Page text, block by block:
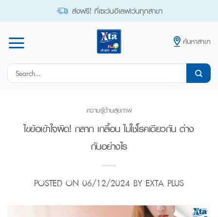
ส่งฟรี! ที่เซเว่นอีเลฟเว่นทุกสาขา
ค้นหาสาขา
Search
ความรู้ด้านสุขภาพ
ไขข้อเข้าใจผิด! กลาก เกลื้อน ไม่ใช่โรคเดียวกัน ต่าง
กันอย่างไร
POSTED ON 06/12/2024 BY EXTA PLUS